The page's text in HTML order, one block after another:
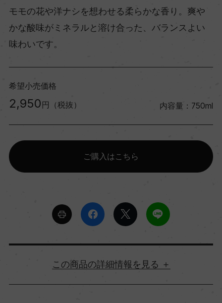
モモの花や洋ナシを想わせる柔らかな香り。爽や
かな酸味がミネラルと溶け合った、バランスよい
味わいです。
希望小売価格
2,950 円（税抜） 内容量：750ml
ご購入はこちら
詳細情報